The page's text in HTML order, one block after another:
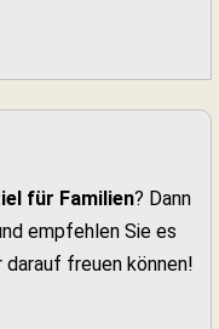
für Familien? Dann
empfehlen Sie es
freuen können!